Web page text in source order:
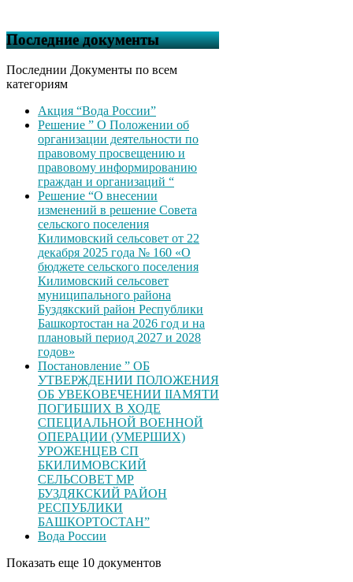
Последние документы
Последнии Документы по всем
категориям
Акция “Вода России”
Решение ” О Положении об
организации деятельности по
правовому просвещению и
правовому информированию
граждан и организаций “
Решение “О внесении
изменений в решение Совета
сельского поселения
Килимовский сельсовет от 22
декабря 2025 года № 160 «О
бюджете сельского поселения
Килимовский сельсовет
муниципального района
Буздякский район Республики
Башкортостан на 2026 год и на
плановый период 2027 и 2028
годов»
Постановление ” ОБ
УТВЕРЖДЕНИИ ПОЛОЖЕНИЯ
ОБ УВЕКОВЕЧЕНИИ ІІАМЯТИ
ПОГИБШИХ В ХОДЕ
СПЕЦИАЛЬНОЙ ВОЕННОЙ
ОПЕРАЦИИ (УМЕРШИХ)
УРОЖЕНЦЕВ CП
БКИЛИМОВСКИЙ
СЕЛЬСОВЕТ МР
БУЗДЯКСКИЙ РАЙОН
РЕСПУБЛИКИ
БАШКОРТОСТАН”
Вода России
Показать еще 10 документов